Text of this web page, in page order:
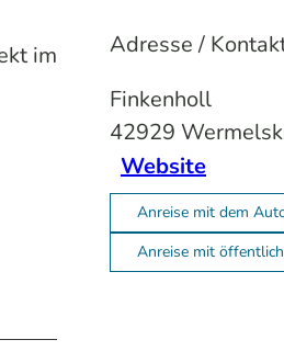
im
Adresse /
Finkenholl
42929
Website
Anreise mit dem
Anreise mit